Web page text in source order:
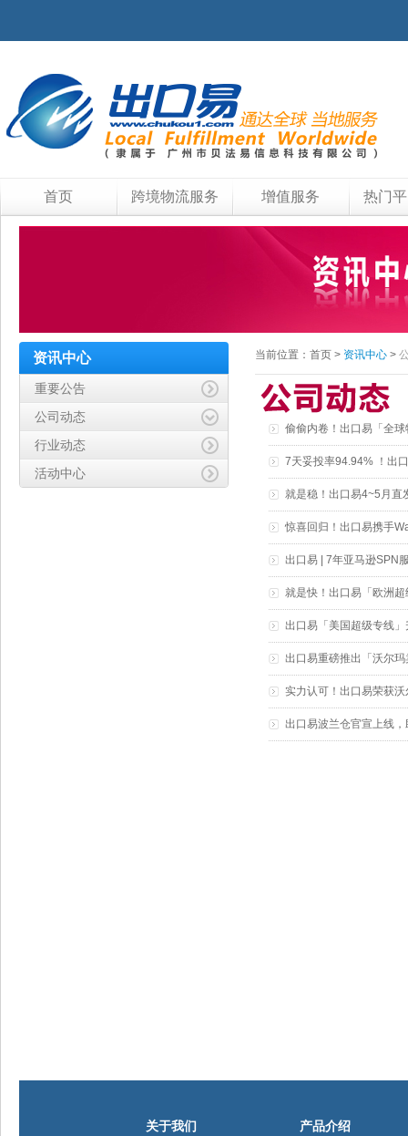
首页 跨境物流服务 增值服务 热门
资讯中心
重要公告
公司动态
行业动态
活动中心
当前位置： 首页 > 资讯中心 >
偷偷内卷！出口易「全
7天妥投率94.94% ！出
就是稳！出口易4~5月直
惊喜回归！出口易携手
出口易 | 7年亚马逊SPN
就是快！出口易「欧洲
出口易「美国超级专线
出口易重磅推出「沃尔
实力认可！出口易荣获沃
出口易波兰仓官宣上线
关于我们 产品介绍